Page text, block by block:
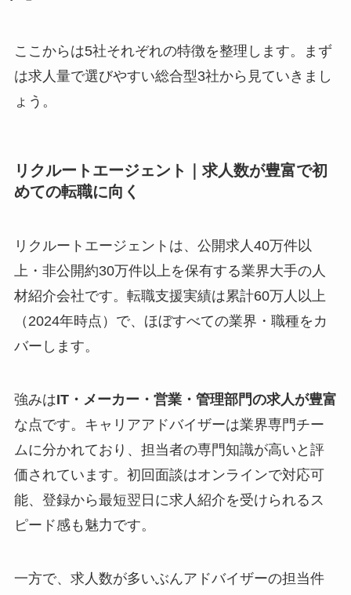
ここからは5社それぞれの特徴を整理します。まず
は求人量で選びやすい総合型3社から見ていきまし
ょう。
リクルートエージェント｜求人数が豊富で初
めての転職に向く
リクルートエージェントは、公開求人40万件以
上・非公開約30万件以上を保有する業界大手の人
材紹介会社です。転職支援実績は累計60万人以上
（2024年時点）で、ほぼすべての業界・職種をカ
バーします。
強みはIT・メーカー・営業・管理部門の求人が豊富
な点です。キャリアアドバイザーは業界専門チー
ムに分かれており、担当者の専門知識が高いと評
価されています。初回面談はオンラインで対応可
能、登録から最短翌日に求人紹介を受けられるス
ピード感も魅力です。
一方で、求人数が多いぶんアドバイザーの担当件